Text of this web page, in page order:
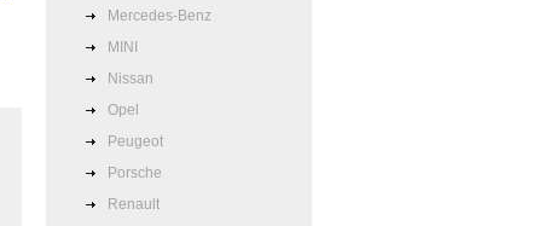
Mercedes-Benz
MINI
Nissan
Opel
Peugeot
Porsche
Renault